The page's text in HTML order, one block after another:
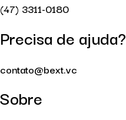
(47) 3311-0180
Precisa de ajuda?
contato@bext.vc
Sobre